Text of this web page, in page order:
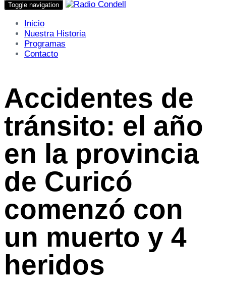
Toggle navigation
Inicio
Nuestra Historia
Programas
Contacto
Accidentes de
tránsito: el año
en la provincia
de Curicó
comenzó con
un muerto y 4
heridos